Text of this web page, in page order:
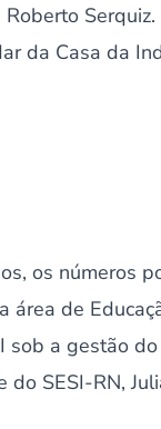
da Casa da
os números
área de
sob a gestão
SESI-RN,